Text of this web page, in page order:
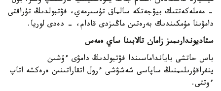
- مەملەكەتتىك بيۋجەتكە سالماق تۇسىرمەي، فۋتبولدىڭ تۇراقتى
دامۋىنا مۇمكىندىك بەرەتىن ماڭىزدى قادام، - دەدى لوريا.
ستاديوندارىمىز زامان تالابىنا ساي ەمەس
باس حاتشى بايانداماسىندا فۋتبولدىڭ دامۋى ءۇشىن
ينفراقۇرىلىمنىڭ ساپاسى شەشۋشى ءرول اتقاراتىنىن ەرەكشە اتاپ
ءوتتى.